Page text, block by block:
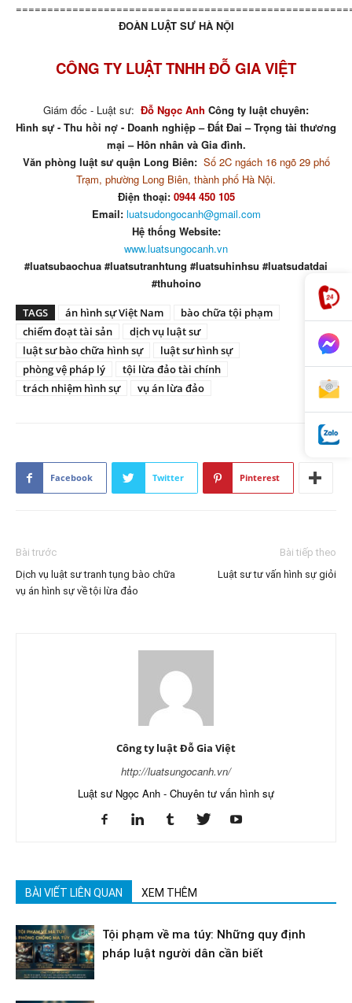
ĐOÀN LUẬT SƯ HÀ NỘI
CÔNG TY LUẬT TNHH ĐỖ GIA VIỆT
Giám đốc - Luật sư: Đỗ Ngọc Anh Công ty luật chuyên:
Hình sự - Thu hồi nợ - Doanh nghiệp – Đất Đai – Trọng tài thương
mại – Hôn nhân và Gia đình.
Văn phòng luật sư quận Long Biên: Số 2C ngách 16 ngõ 29 phố
Trạm, phường Long Biên, thành phố Hà Nội.
Điện thoại: 0944 450 105
Email: luatsudongocanh@gmail.com
Hệ thống Website:
www.luatsungocanh.vn
#luatsubaochua #luatsutranhtung #luatsuhinhsu #luatsudatdai
#thuhoino
TAGS án hình sự Việt Nam
bào chữa tội phạm
chiếm đoạt tài sản
dịch vụ luật sư
luật sư bào chữa hình sự
luật sư hình sự
phòng vệ pháp lý
tội lừa đảo tài chính
trách nhiệm hình sự
vụ án lừa đảo
Facebook Twitter Pinterest
Bài trước
Dịch vụ luật sư tranh tụng bào chữa
vụ án hình sự về tội lừa đảo
Bài tiếp theo
Luật sư tư vấn hình sự giỏi
Công ty luật Đỗ Gia Việt
http://luatsungocanh.vn/
Luật sư Ngọc Anh - Chuyên tư vấn hình sự
BÀI VIẾT LIÊN QUAN XEM THÊM
Tội phạm về ma túy: Những quy định
pháp luật người dân cần biết